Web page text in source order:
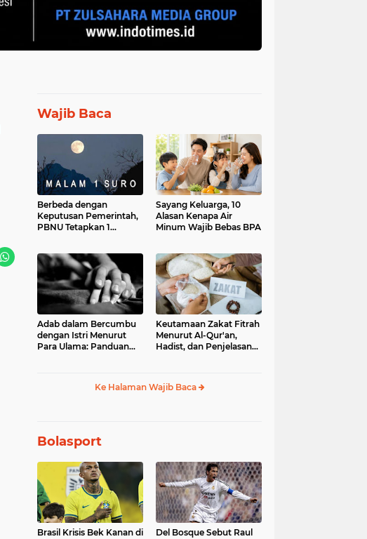
Wajib Baca
Berbeda dengan
Keputusan Pemerintah,
PBNU Tetapkan 1
Sayang Keluarga, 10
Alasan Kenapa Air
Minum Wajib Bebas BPA
Adab dalam Bercumbu
dengan Istri Menurut
Para Ulama: Panduan
Keutamaan Zakat Fitrah
Menurut Al-Qur'an,
Hadist, dan Penjelasan
Ke Halaman Wajib Baca
Bolasport
Brasil Krisis Bek Kanan di
Del Bosque Sebut Raul